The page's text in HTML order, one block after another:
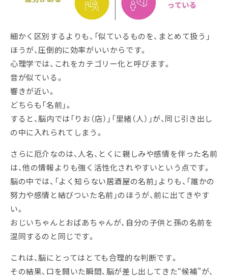
細かく区別するよりも、「似ているものを、まとめて扱う」
ほうが、圧倒的に効率がいいからです。
心理学では、これをカテゴリー化と呼びます。
音が似ている。
響きが近い。
どちらも「名前」。
すると、脳内では「りお（店）」「里緒（人）」が、同じ引き出し
の中に入れられてしまう。
さらに厄介なのは、人名、とくに親しみや感情を伴った名前
は、他の情報よりも強く活性化されやすいという点です。
脳の中では、「よく知らない居酒屋の名前」よりも、「誰かの
努力や感情と結びついた名前」のほうが、前に出てきやす
い。
おじいちゃんとおばあちゃんが、自分の子供と孫の名前を
混同するのと同じです。
これは、脳にとってはとても合理的な判断です。
その結果、口を開いた瞬間、脳が差し出してきた“候補”が、